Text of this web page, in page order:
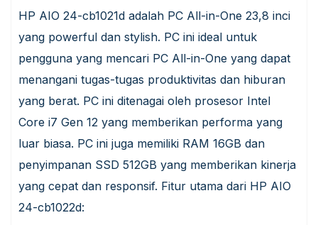
HP AIO 24-cb1021d adalah PC All-in-One 23,8 inci
yang powerful dan stylish. PC ini ideal untuk
pengguna yang mencari PC All-in-One yang dapat
menangani tugas-tugas produktivitas dan hiburan
yang berat. PC ini ditenagai oleh prosesor Intel
Core i7 Gen 12 yang memberikan performa yang
luar biasa. PC ini juga memiliki RAM 16GB dan
penyimpanan SSD 512GB yang memberikan kinerja
yang cepat dan responsif. Fitur utama dari HP AIO
24-cb1022d: